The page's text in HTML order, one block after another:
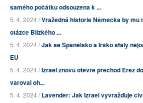
samého počátku odsouzena k ...
5. 4. 2024 /Vražedná historie Německa by mu
otázce Blízkého ...
5. 4. 2024 /Jak se Španělsko a Irsko staly
EU
5. 4. 2024 /Izrael znovu otevře přechod Erez
varoval oh...
5. 4. 2024 /Lavender: Jak Izrael vyvražďuje